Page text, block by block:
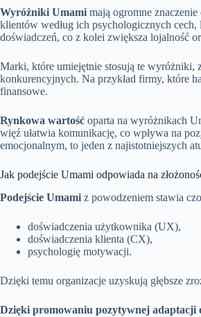
Wyróżniki Umami mają ogromne
klientów według ich psychologicznych
doświadczeń, co z kolei zwiększa lojalność
Marki, które umiejętnie stosują te wyróżniki,
konkurencyjnych. Na przykład firmy, które
finansowe.
Rynkowa wartość oparta na wyróżnikach
więź ułatwia komunikację, co wpływa na
emocjonalnym, to jeden z najistotniejszych
Jak podejście Umami odpowiada na
Podejście Umami z powodzeniem stawia
doświadczenia użytkownika (UX),
doświadczenia klienta (CX),
psychologię motywacji.
Dzięki temu organizacje uzyskują głębsze
Dzięki promowaniu pozytywnej adaptacji